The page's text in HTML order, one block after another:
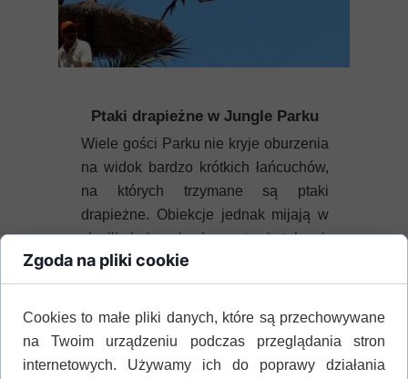
Ptaki drapieżne w Jungle Parku
Wiele gości Parku nie kryje oburzenia
na widok bardzo krótkich łańcuchów,
na których trzymane są ptaki
drapieżne. Obiekcje jednak mijają w
chwili obejrzenia show z tymi ptakami.
W jakim bowiem ogrodzie
zoologicznym ptaki mogą latać pod
gołym niebem, nieskrepowane
żadnym rzemieniem.
Zgoda na pliki cookie
Cookies to małe pliki danych, które są przechowywane
na Twoim urządzeniu podczas przeglądania stron
internetowych. Używamy ich do poprawy działania